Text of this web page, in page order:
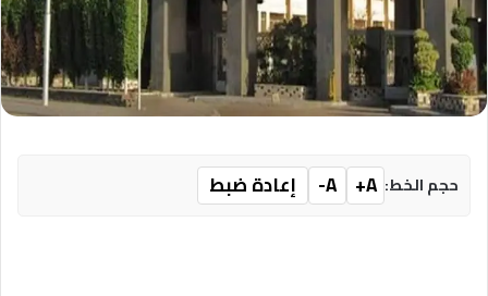
حجم الخط: A+
A- إعادة ضبط